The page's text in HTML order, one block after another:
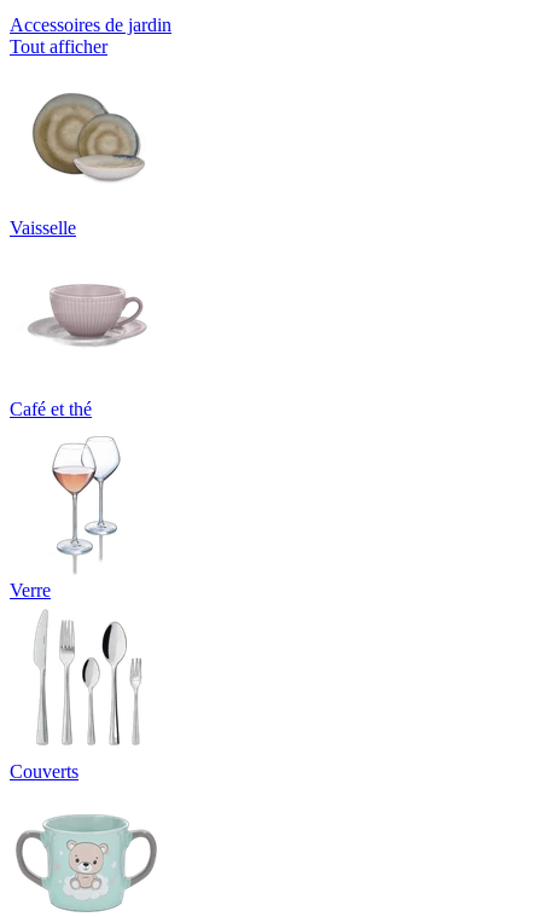
Accessoires de jardin
Tout afficher
Vaisselle
Café et thé
Verre
Couverts